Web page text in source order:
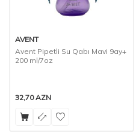
AVENT
Avent Pipetli Su Qabı Mavi 9ay+
200 ml/7oz
32,70AZN